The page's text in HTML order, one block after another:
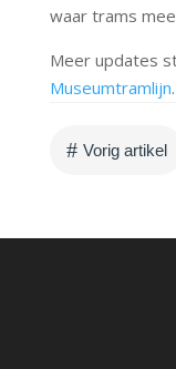
waar trams
Meer updates
Museumtramlijn.
# Vorig artikel